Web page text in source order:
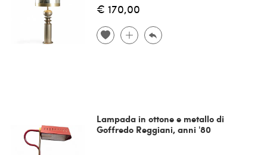
€ 170,00
Lampada in ottone e metallo di
Goffredo Reggiani, anni '80